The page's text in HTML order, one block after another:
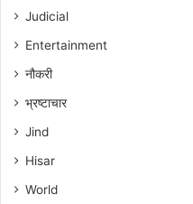
Judicial
Entertainment
नौकरी
भ्रष्टाचार
Jind
Hisar
World